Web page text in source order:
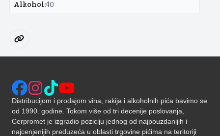
Alkohol:40
Distribucijom i prodajom vina, rakija i alkoholnih pića bavimo se
od 1990. godine. Tokom više od tri decenije poslovanja,
Cerpromet je izgradio poziciju jednog od najpouzdanijih i
najcenjenijih preduzeća u oblasti trgovine pićima na teritoriji